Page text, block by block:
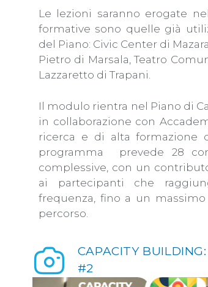
Le lezioni saranno erogate
formative sono quelle già
del Piano: Civic Center di
Pietro di Marsala, Teatro
Lazzaretto di Trapani.
Il modulo rientra nel Piano di
in collaborazione con
ricerca e di alta formazione
programma
prevede 28
complessive, con un
ai partecipanti che
frequenza, fino a un massimo
percorso.
CAPACITY
#2